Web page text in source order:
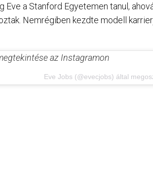
Eve a Stanford Egyetemen tanul,
Nemrégiben kezdte modell
az Instagramon
Eve Jobs (@evecjobs) által